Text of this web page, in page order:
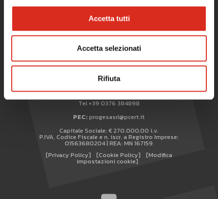
Accetta tutti
Accetta selezionati
Rifiuta
TAG
SITEMAP
WHISTLEBLOWING
Copyright © 2017-2026 Progesa Spa
Sede di Milano:Via Giotto, 3 20145 Milano
Sede di Mantova:Viale Italia, 21 46100 Mantova
Tel +39 0376 384898
PEC:progesasrl@pcert.it
Capitale Sociale: € 270.000,00 i.v.
P.IVA, Codice Fiscale e n. iscr. a Registro Imprese:
01563680204 | REA: MN 167159
[Privacy Policy]
[Cookie Policy] [Modifica
impostazioni cookie]